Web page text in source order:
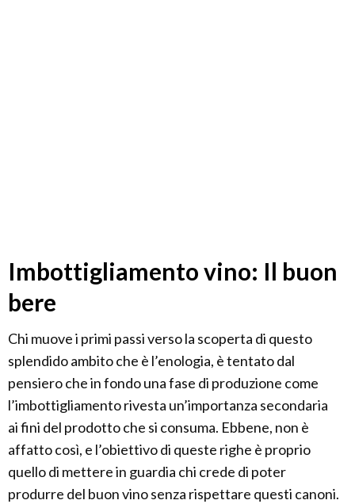
Imbottigliamento vino: Il buon
bere
Chi muove i primi passi verso la scoperta di questo
splendido ambito che è l’enologia, è tentato dal
pensiero che in fondo una fase di produzione come
l’imbottigliamento rivesta un’importanza secondaria
ai fini del prodotto che si consuma. Ebbene, non è
affatto così, e l’obiettivo di queste righe è proprio
quello di mettere in guardia chi crede di poter
produrre del buon vino senza rispettare questi canoni.